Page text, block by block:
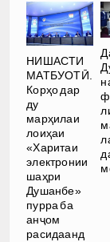
НИШАСТИ
МАТБУОТӢ.
Корҳо дар
ду
марҳилаи
лоиҳаи
«Харитаи
электронии
шаҳри
Душанбе»
пурра ба
анҷом
расидаанд